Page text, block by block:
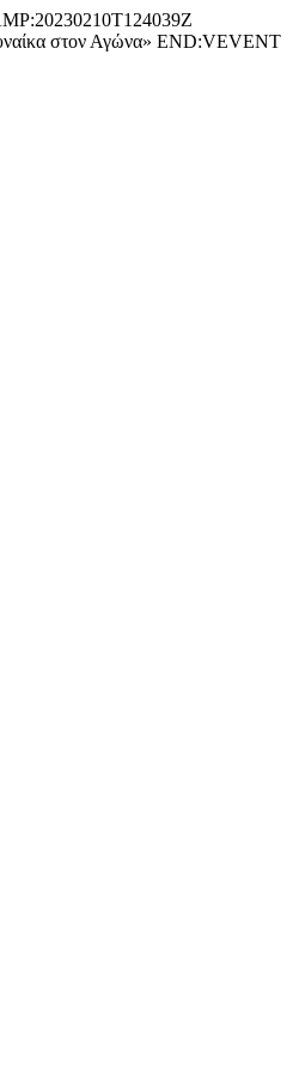
στον Αγώνα» END:VEVENT